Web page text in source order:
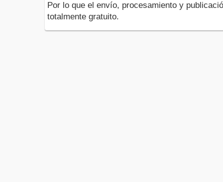
Por lo que el envío, procesamiento y
totalmente gratuito.